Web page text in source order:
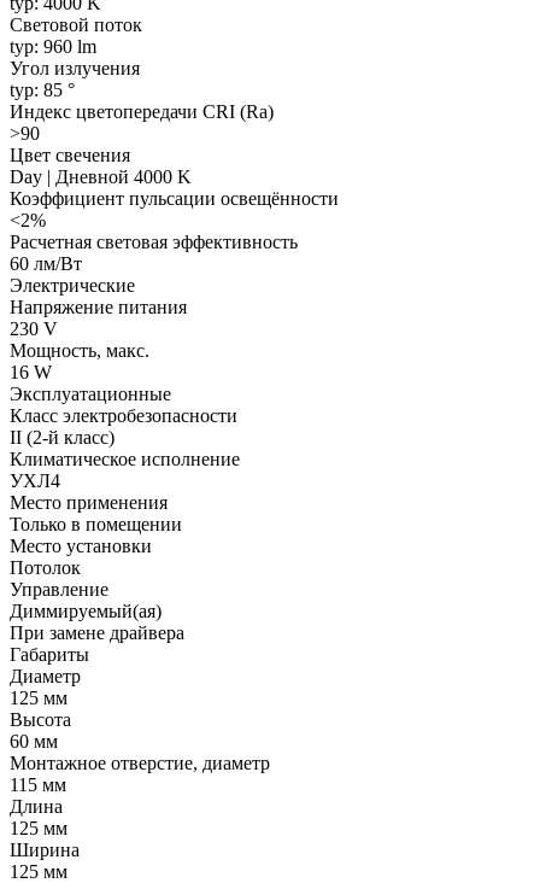
Световой поток
typ: 960 lm
Угол излучения
typ: 85 °
Индекс цветопередачи CRI (Ra)
>90
Цвет свечения
Day | Дневной 4000 K
Коэффициент пульсации освещённости
<2%
Расчетная световая эффективность
60 лм/Вт
Электрические
Напряжение питания
230 V
Мощность, макс.
16 W
Эксплуатационные
Класс электробезопасности
II (2-й класс)
Климатическое исполнение
УХЛ4
Место применения
Только в помещении
Место установки
Потолок
Управление
Диммируемый(ая)
При замене драйвера
Габариты
Диаметр
125 мм
Высота
60 мм
Монтажное отверстие, диаметр
115 мм
Длина
125 мм
Ширина
125 мм